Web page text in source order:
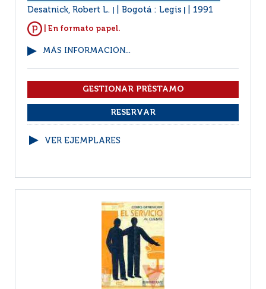
Desatnick, Robert L. Bogotá : Legis 1991
| En formato papel.
MÁS INFORMACIÓN...
VER EJEMPLARES